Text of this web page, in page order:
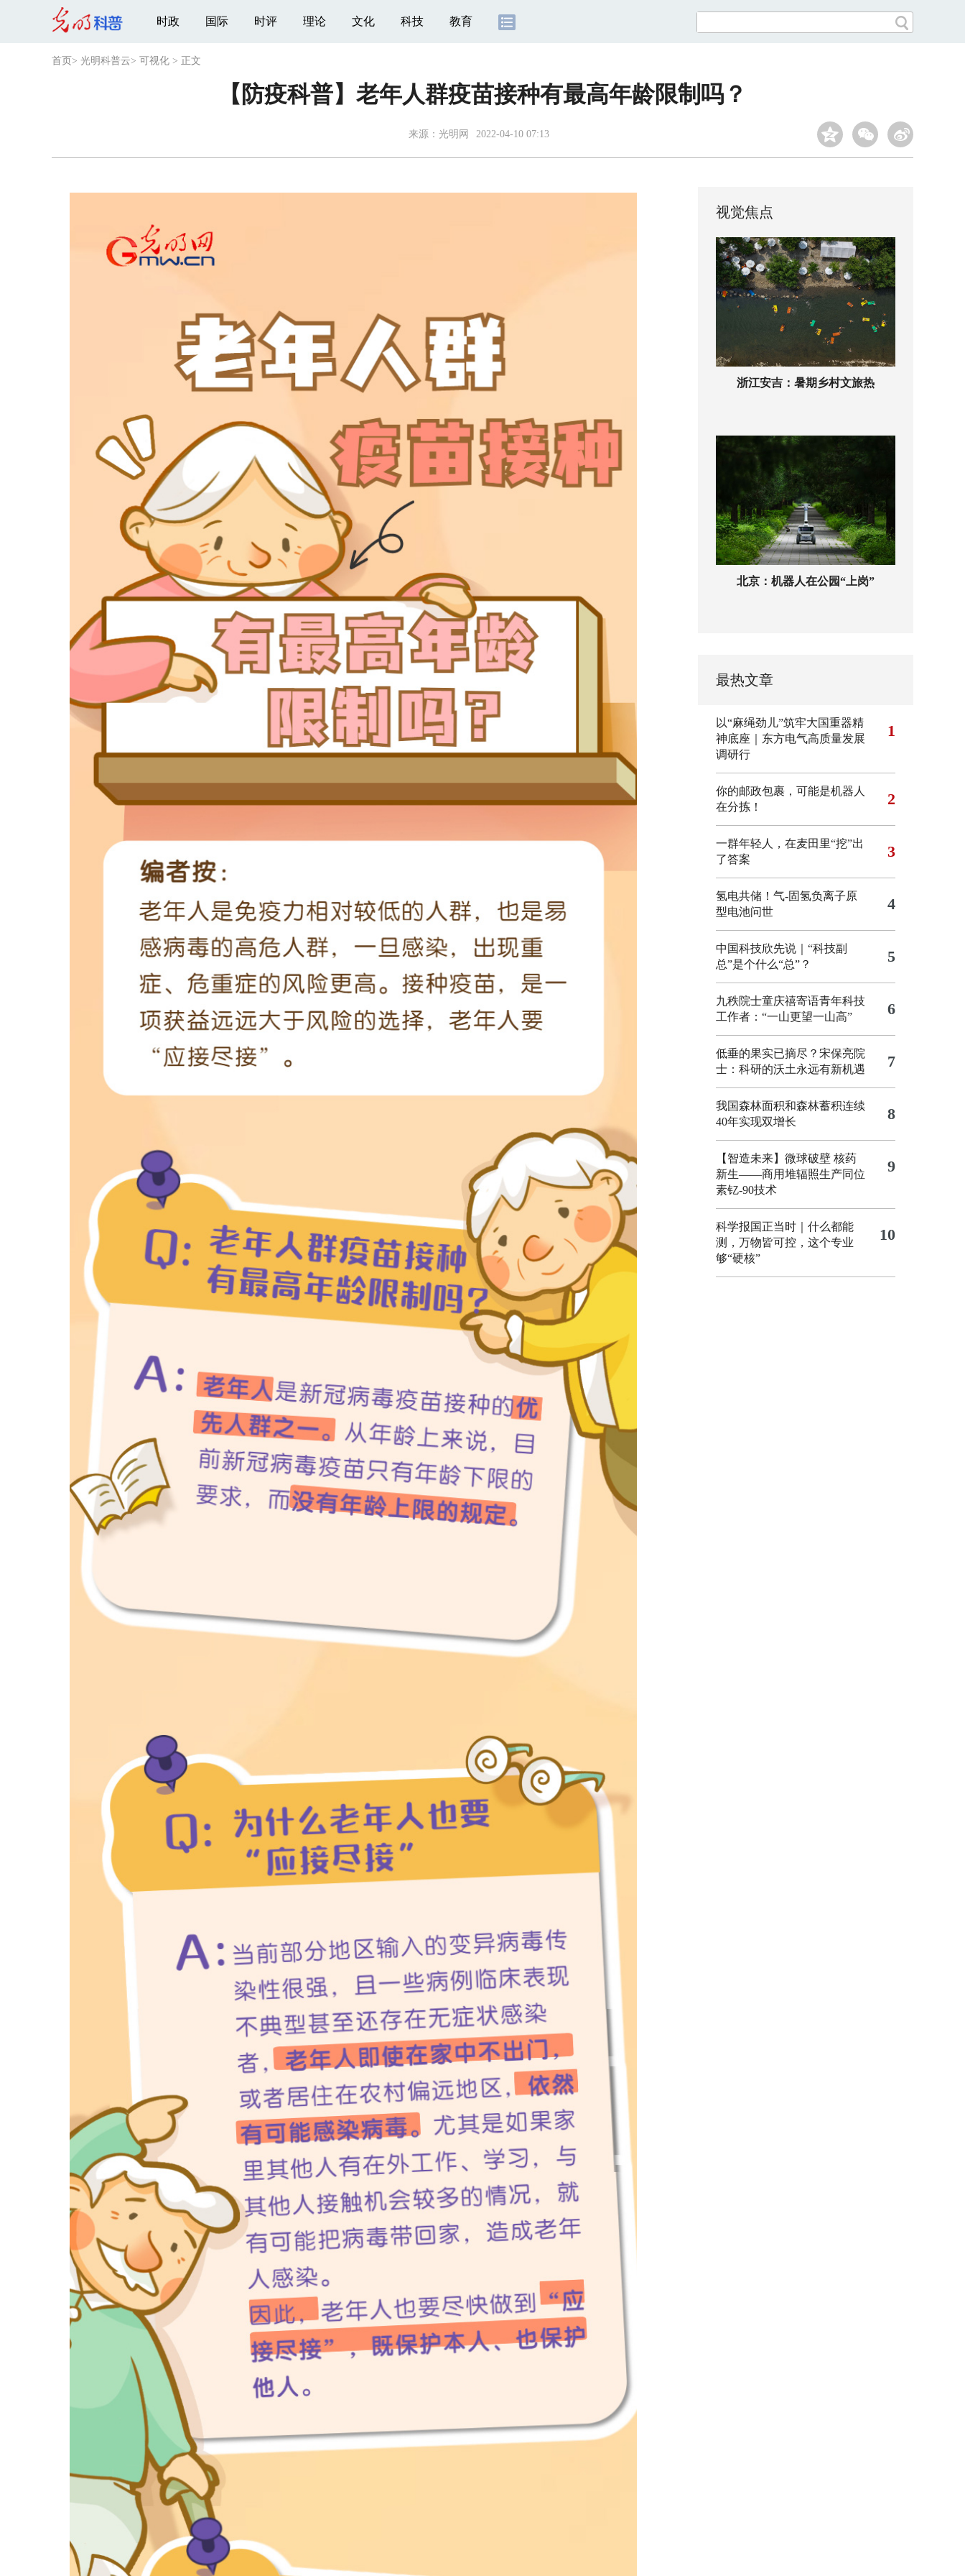
时政 国际 时评 理论 文化 科技 教育
首页 > 光明科普云> 可视化 > 正文
【防疫科普】老年人群疫苗接种有最高年龄限制吗？
来源： 光明网 2022-04-10 07:13
视觉焦点
浙江安吉：暑期乡村文旅热
北京：机器人在公园“上岗”
最热文章
以“麻绳劲儿”筑牢大国重器精
神底座｜东方电气高质量发展
调研行
1
你的邮政包裹，可能是机器人
在分拣！
2
一群年轻人，在麦田里“挖”出
了答案
3
氢电共储！气-固氢负离子原
型电池问世
4
中国科技欣先说｜“科技副
总”是个什么“总”？
5
九秩院士童庆禧寄语青年科技
工作者：“一山更望一山高”
6
低垂的果实已摘尽？宋保亮院
士：科研的沃土永远有新机遇
7
我国森林面积和森林蓄积连续
40年实现双增长
8
【智造未来】微球破壁 核药
新生——商用堆辐照生产同位
素钇-90技术
9
科学报国正当时｜什么都能
测，万物皆可控，这个专业
够“硬核”
10